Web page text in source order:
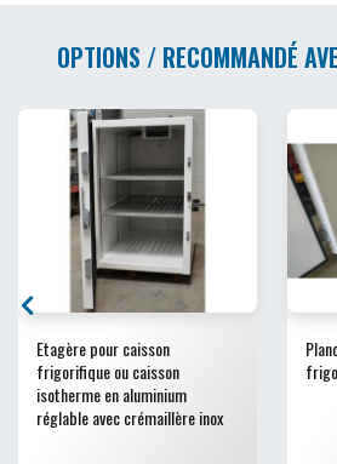
OPTIONS / RECOMMANDÉ
Etagère pour caisson
frigorifique ou caisson
isotherme en aluminium
réglable avec crémaillère inox